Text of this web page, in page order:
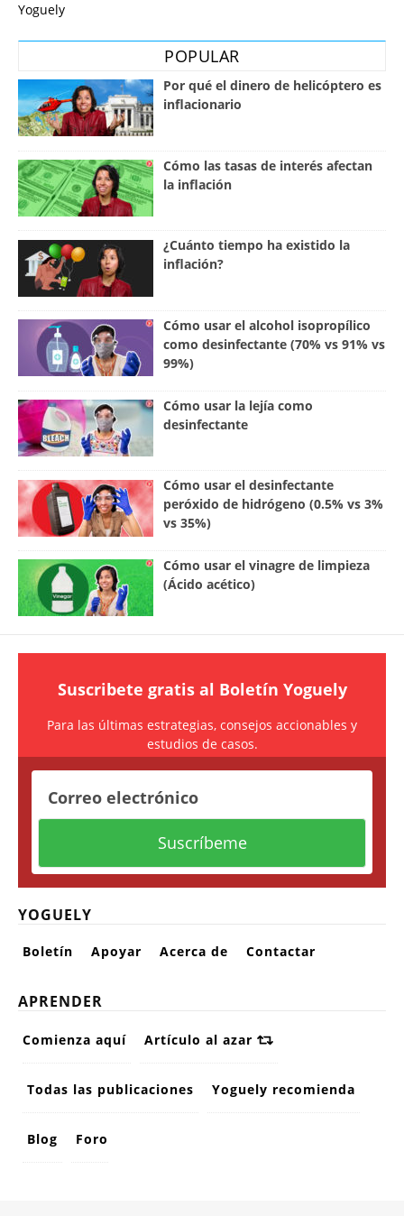
Yoguely
POPULAR
Por qué el dinero de helicóptero es
inflacionario
Cómo las tasas de interés afectan
la inflación
¿Cuánto tiempo ha existido la
inflación?
Cómo usar el alcohol isopropílico
como desinfectante (70% vs 91% vs
99%)
Cómo usar la lejía como
desinfectante
Cómo usar el desinfectante
peróxido de hidrógeno (0.5% vs 3%
vs 35%)
Cómo usar el vinagre de limpieza
(Ácido acético)
Suscribete gratis al Boletín Yoguely
Para las últimas estrategias, consejos accionables y
estudios de casos.
YOGUELY
Boletín Apoyar Acerca de Contactar
APRENDER
Comienza aquí Artículo al azar
Todas las publicaciones Yoguely recomienda
Blog Foro